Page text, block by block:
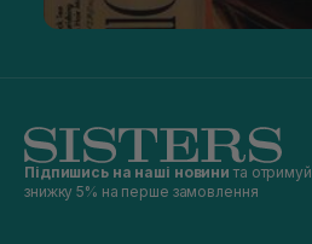
Підпишись на наші новини та отримуй
знижку 5% на перше замовлення